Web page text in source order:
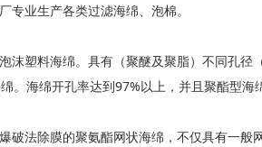
业生产各类过滤海绵、泡棉。
沫塑料海绵。具有（聚醚及聚脂）不同孔径
。海绵开孔率达到97%以上，并且聚酯型海
破法除膜的聚氨酯网状海绵，不仅具有一般